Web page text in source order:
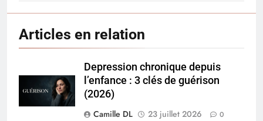
Articles en relation
Depression chronique depuis
l’enfance : 3 clés de guérison
(2026)
Camille DL
23 juillet 2026 0